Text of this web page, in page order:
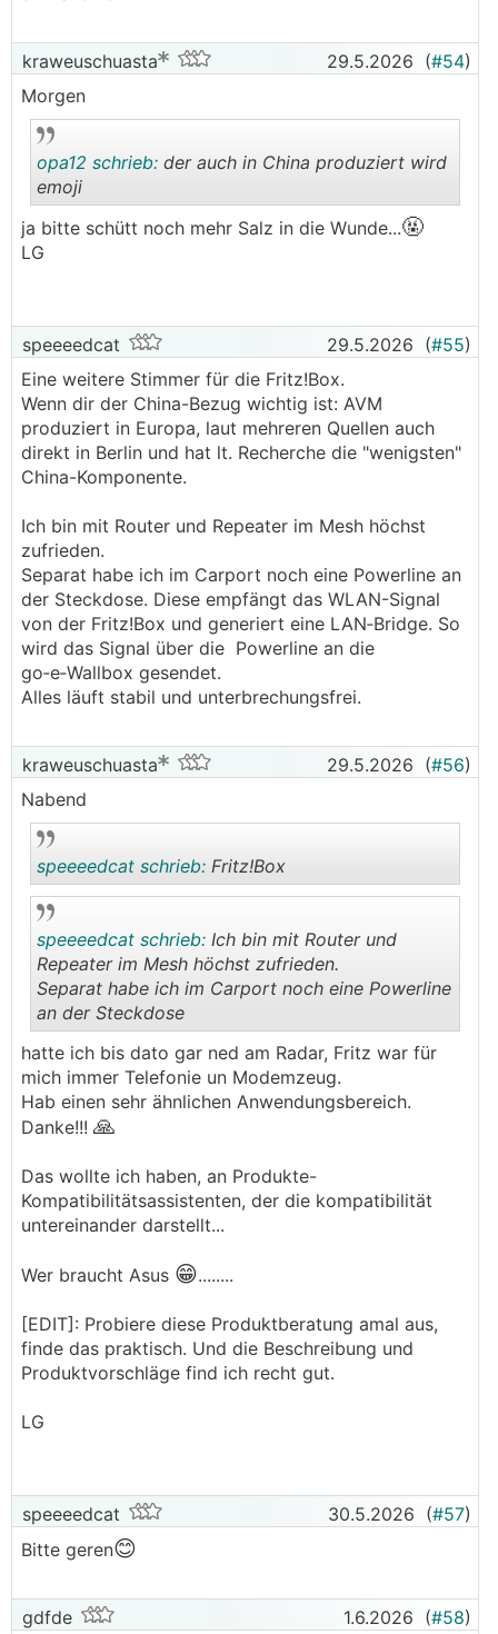
kraweuschuasta 29.5.2026 (#54)
Morgen
opa12 schrieb: der auch in China produziert wird
emoji
ja bitte schütt noch mehr Salz in die Wunde...🤬
LG
speeeedcat 29.5.2026 (#55)
Eine weitere Stimmer für die Fritz!Box.
Wenn dir der China-Bezug wichtig ist: AVM
produziert in Europa, laut mehreren Quellen auch
direkt in Berlin und hat lt. Recherche die "wenigsten"
China-Komponente.
Ich bin mit Router und Repeater im Mesh höchst
zufrieden.
Separat habe ich im Carport noch eine Powerline an
der Steckdose. Diese empfängt das WLAN-Signal
von der Fritz!Box und generiert eine LAN‑Bridge. So
wird das Signal über die Powerline an die
go‑e‑Wallbox gesendet.
Alles läuft stabil und unterbrechungsfrei.
kraweuschuasta 29.5.2026 (#56)
Nabend
.
speeeedcat schrieb: Fritz!Box
..
speeeedcat schrieb: Ich bin mit Router und
Repeater im Mesh höchst zufrieden.
Separat habe ich im Carport noch eine Powerline
an der Steckdose
hatte ich bis dato gar ned am Radar, Fritz war für
mich immer Telefonie un Modemzeug.
Hab einen sehr ähnlichen Anwendungsbereich.
Danke!!! 🙏
Das wollte ich haben, an Produkte-
Kompatibilitätsassistenten, der die kompatibilität
untereinander darstellt...
Wer braucht Asus 😁........
[EDIT]: Probiere diese Produktberatung amal aus,
finde das praktisch. Und die Beschreibung und
Produktvorschläge find ich recht gut.
LG
speeeedcat 30.5.2026 (#57)
Bitte geren😊
gdfde 1.6.2026 (#58)